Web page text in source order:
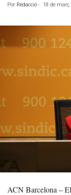
Por Redacció - 18 de març
ACN Barcelona –